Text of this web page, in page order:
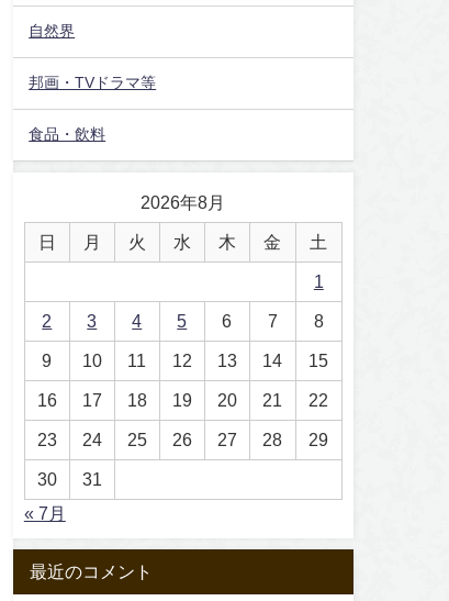
自然界
邦画・TVドラマ等
食品・飲料
2026年8月
日 月 火 水 木 金 土
1
2 3 4 5 6 7 8
9 10 11 12 13 14 15
16 17 18 19 20 21 22
23 24 25 26 27 28 29
30
31
« 7月
最近のコメント